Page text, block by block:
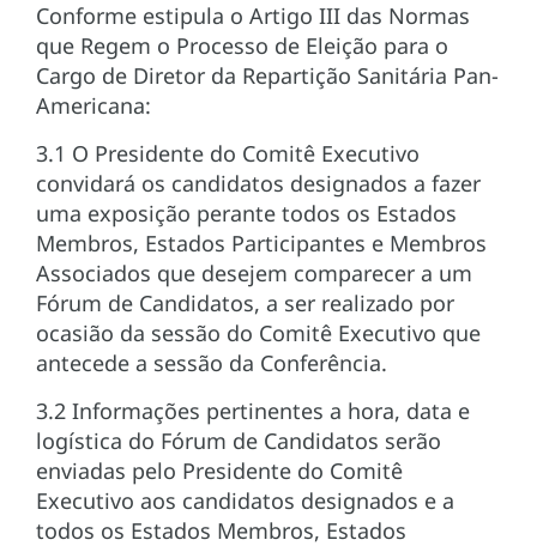
Conforme estipula o Artigo III das Normas
que Regem o Processo de Eleição para o
Cargo de Diretor da Repartição Sanitária Pan-
Americana:
3.1 O Presidente do Comitê Executivo
convidará os candidatos designados a fazer
uma exposição perante todos os Estados
Membros, Estados Participantes e Membros
Associados que desejem comparecer a um
Fórum de Candidatos, a ser realizado por
ocasião da sessão do Comitê Executivo que
antecede a sessão da Conferência.
3.2 Informações pertinentes a hora, data e
logística do Fórum de Candidatos serão
enviadas pelo Presidente do Comitê
Executivo aos candidatos designados e a
todos os Estados Membros, Estados